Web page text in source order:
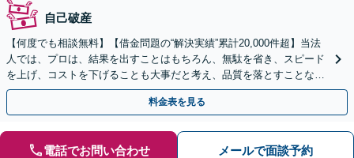
自己破産
【何度でも相談無料】【借金問題の“解決実績”累計20,000件超】当法
人では、プロは、結果を出すことはもちろん、無駄を省き、スピード
を上げ、コストを下げることも大事だと考え、品質を落とすことな
く、費用を可能な限り安くすることにこだわります。
料金表を見る
電話でお問い合わせ メールで面談予約